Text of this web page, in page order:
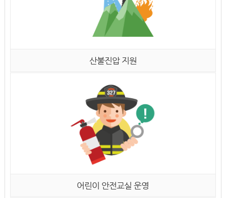
산불진압 지원
어린이 안전교실 운영